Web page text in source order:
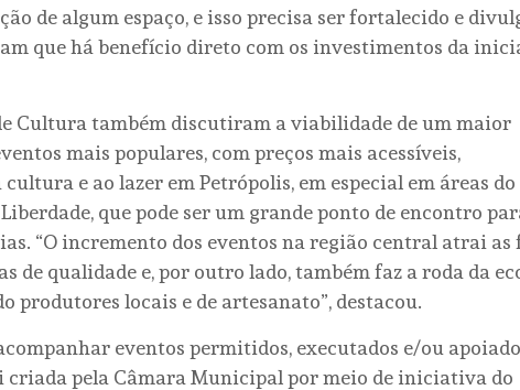
de algum espaço, e isso precisa ser fortalecido e
que há benefício direto com os investimentos da
Cultura também discutiram a viabilidade de um maior
mais populares, com preços mais acessíveis,
e ao lazer em Petrópolis, em especial em áreas
que pode ser um grande ponto de encontro
“O incremento dos eventos na região central atrai as
de qualidade e, por outro lado, também faz a roda da
produtores locais e de artesanato”, destacou.
eventos permitidos, executados e/ou
pela Câmara Municipal por meio de iniciativa do